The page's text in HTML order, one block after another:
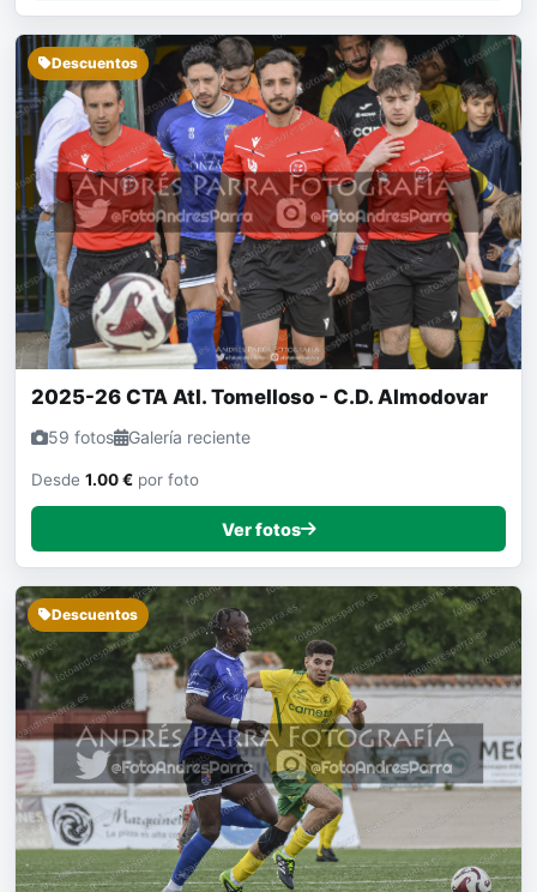
Descuentos
2025-26 CTA Atl. Tomelloso - C.D. Almodovar
59 fotos Galería reciente
Desde 1.00 € por foto
Ver fotos
Descuentos